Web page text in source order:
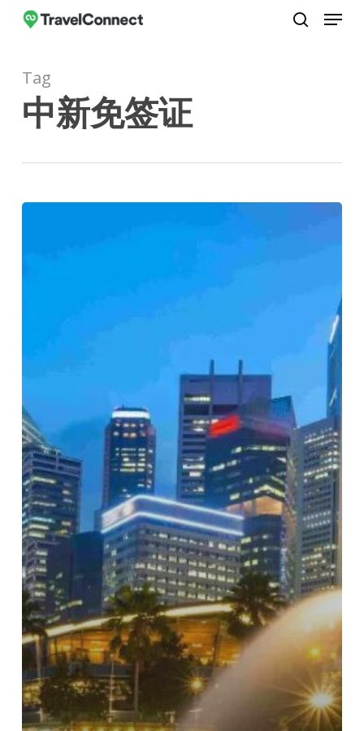
Skip
content
Menu
Tag
中新免签证